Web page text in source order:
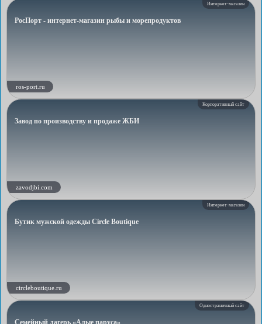
Интернет-магазин
РосПорт - интернет-магазин рыбы и морепродуктов
ros-port.ru
Корпоративный сайт
Завод по производству и продаже ЖБИ
zavodjbi.com
Интернет-магазин
Бутик мужской одежды Circle Boutique
circleboutique.ru
Одностраничный сайт
Семейный лагерь «Алые паруса»